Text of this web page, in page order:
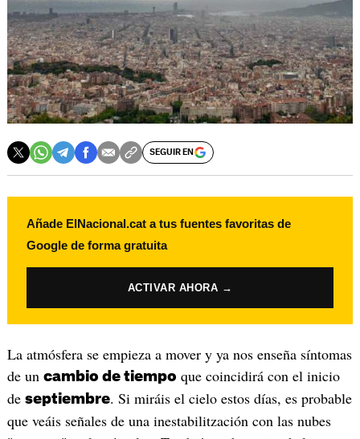
SEGUIR EN
Añade ElNacional.cat a tus fuentes favoritas de
Google de forma gratuita
ACTIVAR AHORA →
La atmósfera se empieza a mover y ya nos enseña síntomas
de un cambio de tiempo que coincidirá con el inicio
de septiembre. Si miráis el cielo estos días, es probable
que veáis señales de una inestabilitzación con las nubes